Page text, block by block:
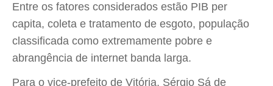
Entre os fatores considerados estão PIB per
capita, coleta e tratamento de esgoto, população
classificada como extremamente pobre e
abrangência de internet banda larga.
Para o vice-prefeito de Vitória, Sérgio Sá de